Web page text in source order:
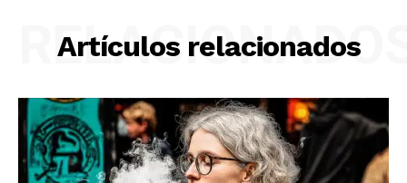
Artículos relacionados